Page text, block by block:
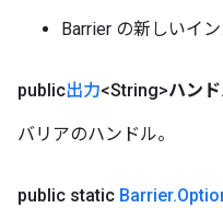
Barrier の新しいイ
public出力<String>ハン
バリアのハンドル。
public static Barrier.